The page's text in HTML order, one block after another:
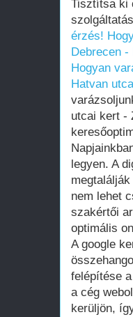
Tisztítsa ki
érzés!
Debrecen
Hogyan
Hatvan
utcai kert -
legyen. A
nem lehet
szakértői
optimális
A google
felépítése
a cég
kerüljön,